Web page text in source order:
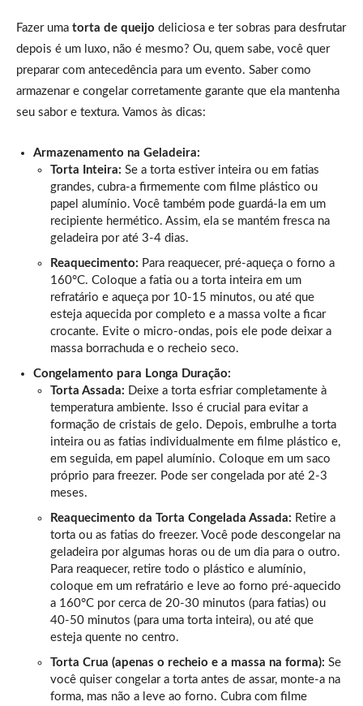
Fazer uma torta de queijo deliciosa e ter sobras para desfrutar
depois é um luxo, não é mesmo? Ou, quem sabe, você quer
preparar com antecedência para um evento. Saber como
armazenar e congelar corretamente garante que ela mantenha
seu sabor e textura. Vamos às dicas:
Armazenamento na Geladeira:
Torta Inteira: Se a torta estiver inteira ou em fatias
grandes, cubra-a firmemente com filme plástico ou
papel alumínio. Você também pode guardá-la em um
recipiente hermético. Assim, ela se mantém fresca na
geladeira por até 3-4 dias.
Reaquecimento: Para reaquecer, pré-aqueça o forno a
160°C. Coloque a fatia ou a torta inteira em um
refratário e aqueça por 10-15 minutos, ou até que
esteja aquecida por completo e a massa volte a ficar
crocante. Evite o micro-ondas, pois ele pode deixar a
massa borrachuda e o recheio seco.
Congelamento para Longa Duração:
Torta Assada: Deixe a torta esfriar completamente à
temperatura ambiente. Isso é crucial para evitar a
formação de cristais de gelo. Depois, embrulhe a torta
inteira ou as fatias individualmente em filme plástico e,
em seguida, em papel alumínio. Coloque em um saco
próprio para freezer. Pode ser congelada por até 2-3
meses.
Reaquecimento da Torta Congelada Assada: Retire a
torta ou as fatias do freezer. Você pode descongelar na
geladeira por algumas horas ou de um dia para o outro.
Para reaquecer, retire todo o plástico e alumínio,
coloque em um refratário e leve ao forno pré-aquecido
a 160°C por cerca de 20-30 minutos (para fatias) ou
40-50 minutos (para uma torta inteira), ou até que
esteja quente no centro.
Torta Crua (apenas o recheio e a massa na forma): Se
você quiser congelar a torta antes de assar, monte-a na
forma, mas não a leve ao forno. Cubra com filme